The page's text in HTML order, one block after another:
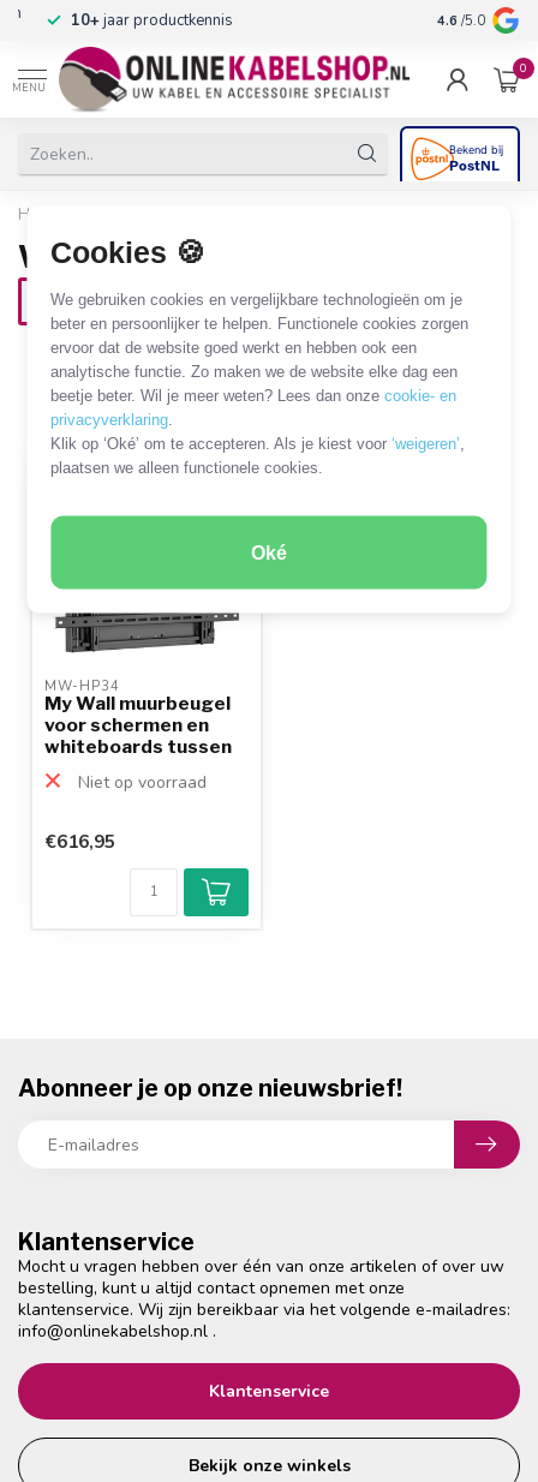
Cookies 🍪
We gebruiken cookies en vergelijkbare technologieën om je
beter en persoonlijker te helpen. Functionele cookies zorgen
ervoor dat de website goed werkt en hebben ook een
analytische functie. Zo maken we de website elke dag een
beetje beter. Wil je meer weten? Lees dan onzecookie- en
privacyverklaring
Klik op ‘Oké’ om te accepteren. Als je kiest voor‘weigeren’
plaatsen we alleen functionele cookies.
Oké
10+jaar productkennis 4.6 /5.0
MENU
0
Home
Whiteboard
Muurbeugel
1 PRODUCT
Filters SORTEER OP
MW-HP34
My Wall muurbeugel
voor schermen en
whiteboards tussen
70...
Niet op voorraad
€616,95
Klantenservice
Mocht u vragen hebben over één van onze artikelen of over uw
bestelling, kunt u altijd contact opnemen met onze
klantenservice. Wij zijn bereikbaar via het volgende e-mailadres:
info@onlinekabelshop.nl .
Klantenservice
Bekijk onze winkels
Abonneer je op onze nieuwsbrief!